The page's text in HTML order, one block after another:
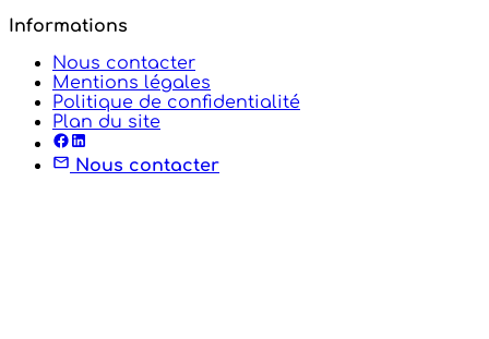
Informations
Nous contacter
Mentions légales
Politique de confidentialité
Plan du site
Nous contacter